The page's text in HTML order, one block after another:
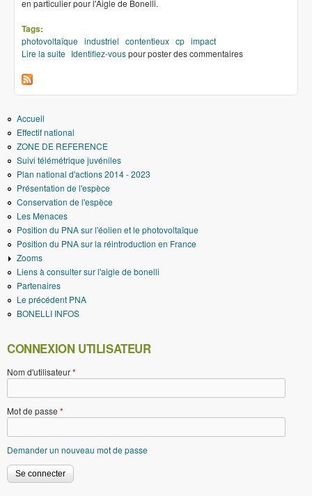
en particulier pour l'Aigle de Bonelli.
Tags:
photovoltaïque industriel contentieux cp impact
Lire la suite de Victoire contre un projet photovoltaïque impactant l'Aigle de
Identifiez-vouspour poster des commentaires
Accueil
Effectif national
ZONE DE REFERENCE
Suivi télémétrique juvéniles
Plan national d'actions 2014 - 2023
Présentation de l'espèce
Conservation de l'espèce
Les Menaces
Position du PNA sur l'éolien et le photovoltaïque
Position du PNA sur la réintroduction en France
Zooms
Liens à consulter sur l'aigle de bonelli
Partenaires
Le précédent PNA
BONELLI INFOS
CONNEXION UTILISATEUR
Nom d'utilisateur*
Mot de passe *
Demander un nouveau mot de passe